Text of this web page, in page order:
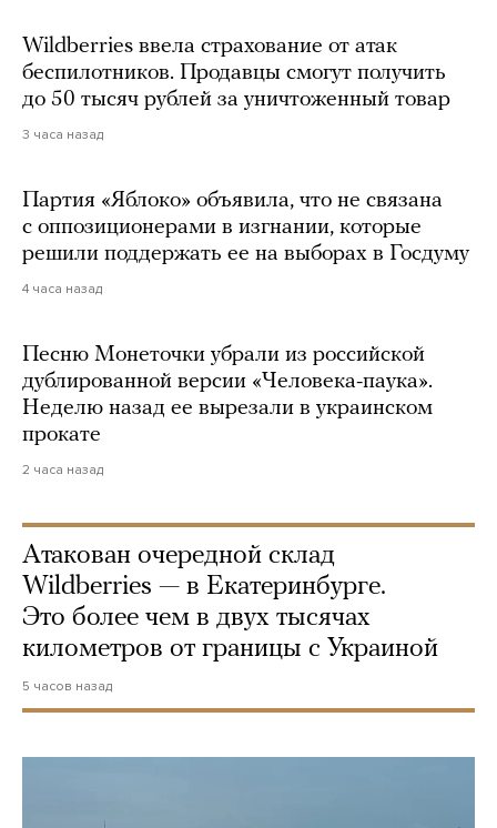
Wildberries ввела страхование от атак
беспилотников. Продавцы смогут получить
до 50 тысяч рублей за уничтоженный товар
3 часа назад
Партия «Яблоко» объявила, что не связана
с оппозиционерами в изгнании, которые
решили поддержать ее на выборах в Госдуму
4 часа назад
Песню Монеточки убрали из российской
дублированной версии «Человека-паука».
Неделю назад ее вырезали в украинском
прокате
2 часа назад
Атакован очередной склад
Wildberries — в Екатеринбурге.
Это более чем в двух тысячах
километров от границы с Украиной
5 часов назад